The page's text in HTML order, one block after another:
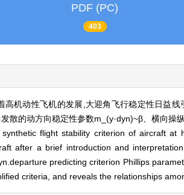
PDF (PC)
403
高机动性飞机的发展,大迎角飞行稳定性日益
散的动方向稳定性参数m_(y·dyn)~β、横向操
flight stability criterion of aircraft at
after a brief introduction and
predicting criterion Phillips
criteria, and reveals the relationships